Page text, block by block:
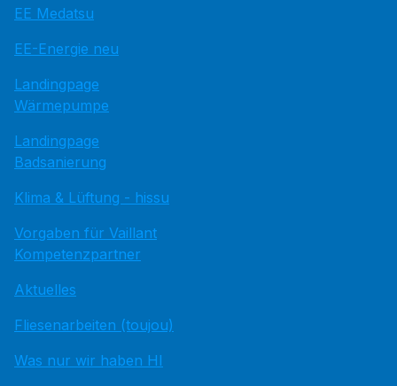
EE Medatsu
EE-Energie neu
Landingpage
Wärmepumpe
Landingpage
Badsanierung
Klima & Lüftung - hissu
Vorgaben für Vaillant
Kompetenzpartner
Aktuelles
Fliesenarbeiten (toujou)
Was nur wir haben HI